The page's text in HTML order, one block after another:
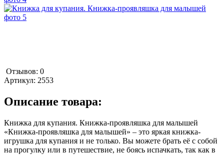
Отзывов: 0
Артикул: 2553
Описание товара:
Книжка для купания. Книжка-проявляшка для малышей
«Книжка-проявляшка для малышей» – это яркая книжка-
игрушка для купания и не только. Вы можете брать её с собой
на прогулку или в путешествие, не боясь испачкать, так как в